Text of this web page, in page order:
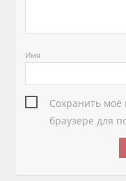
Имя
Сохранить моё
браузере для